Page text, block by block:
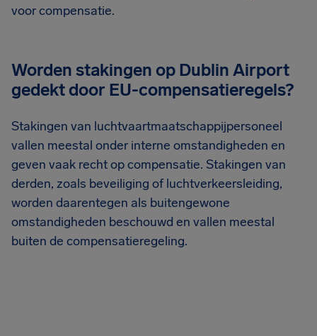
voor compensatie.
Worden stakingen op Dublin Airport
gedekt door EU-compensatieregels?
Stakingen van luchtvaartmaatschappijpersoneel
vallen meestal onder interne omstandigheden en
geven vaak recht op compensatie. Stakingen van
derden, zoals beveiliging of luchtverkeersleiding,
worden daarentegen als buitengewone
omstandigheden beschouwd en vallen meestal
buiten de compensatieregeling.